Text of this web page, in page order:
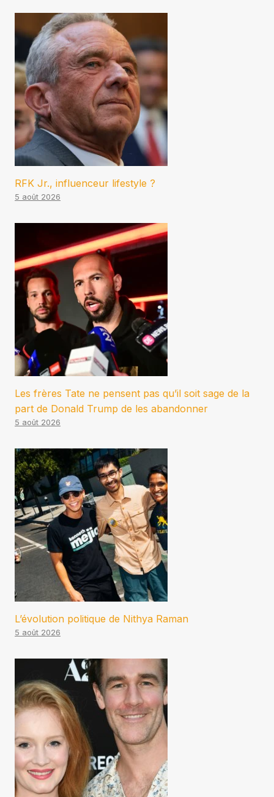
RFK Jr., influenceur lifestyle ?
5 août 2026
Les frères Tate ne pensent pas qu’il soit sage de la
part de Donald Trump de les abandonner
5 août 2026
L’évolution politique de Nithya Raman
5 août 2026